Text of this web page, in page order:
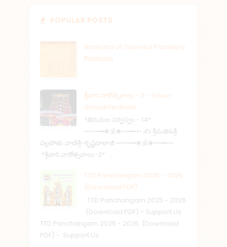
POPULAR POSTS
Nirayana or Sidereal Planetary
Positions
శ్రీవారి వారోత్సవాలు - 3 - Srivari
Annual Festivals
*తిరుమల సర్వస్వం - 14*
•••┉┅━❀🕉️❀┉┅━••• ✍️ శ్రీమతి&శ్రీ
పల్లపోతు వాణిశ్రీ-కృష్ణబాలాజీ •••┉┅━❀🕉️❀┉┅━•••
*శ్రీవారి వారోత్సవాలు-3* ...
TTD Panchangam 2025 - 2026
(Download PDF)
TTD Panchangam 2025 - 2026
(Download PDF) - Support Us
TTD Panchangam 2025 - 2026 (Download
PDF) - Support Us